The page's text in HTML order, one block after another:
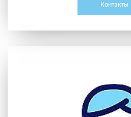
Контакты